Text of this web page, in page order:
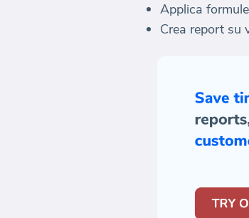
Applica
Crea report su